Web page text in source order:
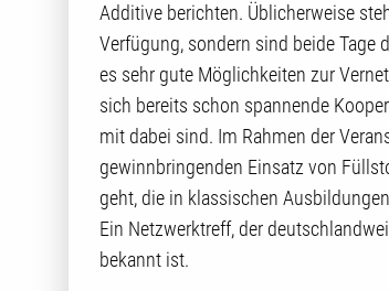
Additive berichten. Üblicherweise
Verfügung, sondern sind beide Tage
es sehr gute Möglichkeiten zur
sich bereits schon spannende
mit dabei sind. Im Rahmen der
gewinnbringenden Einsatz von
geht, die in klassischen
Ein Netzwerktreff, der
bekannt ist.